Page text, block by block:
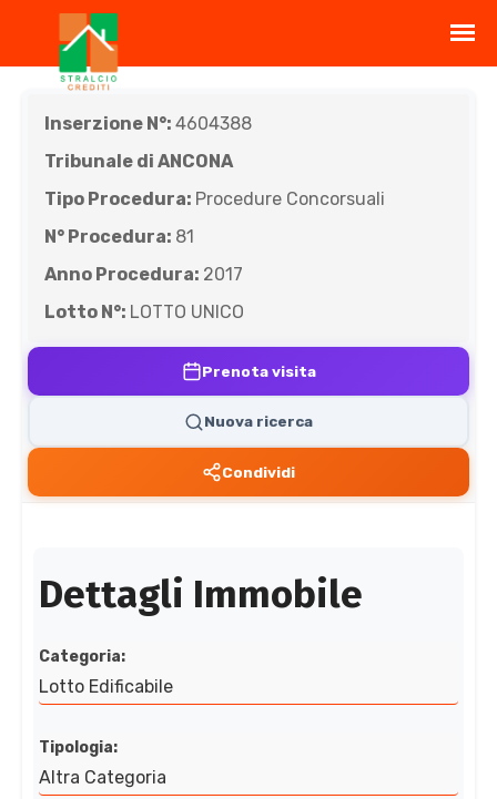
Inserzione N°: 4604388
Tribunale di ANCONA
Tipo Procedura: Procedure Concorsuali
N° Procedura: 81
Anno Procedura: 2017
Lotto N°: LOTTO UNICO
Prenota visita
Nuova ricerca
Condividi
Dettagli Immobile
Categoria:
Lotto Edificabile
Tipologia:
Altra Categoria